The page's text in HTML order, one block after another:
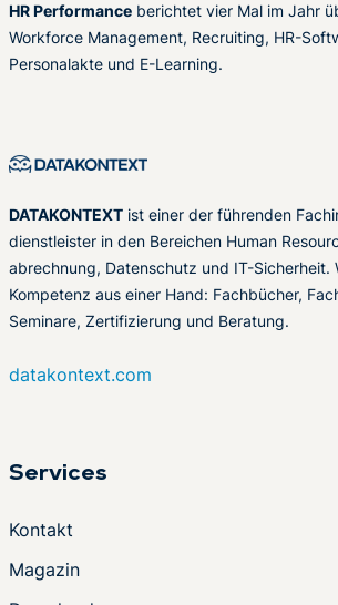
HR Performance berichtet vier Mal im Jahr
Workforce Management, Recruiting, HR-
Personalakte und E-Learning.
DATAKONTEXT ist einer der führenden
dienstleister in den Bereichen Human
abrechnung, Datenschutz und IT-Sicherheit.
Kompetenz aus einer Hand: Fachbücher,
Seminare, Zertifizierung und Beratung.
datakontext.com
Services
Kontakt
Magazin